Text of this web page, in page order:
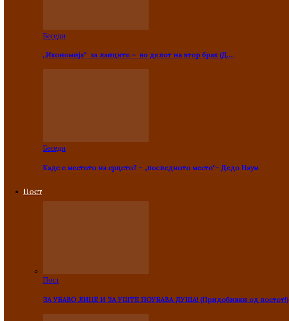
Беседи
„Икономија“ за лаиците – во делот на втор брак (Д….
Беседи
Каде е местото на срцето? – „последното место“- Дедо Наум
Пост
Пост
ЗА УБАВО ЛИЦЕ И ЗА УШТЕ ПОУБАВА ДУША! (Придобивки од постот!)